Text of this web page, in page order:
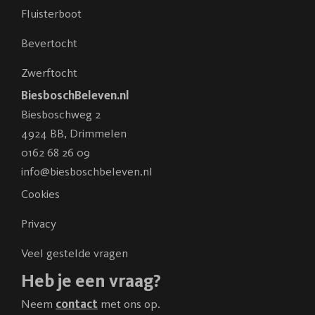
Fluisterboot
Bevertocht
Zwerftocht
BiesboschBeleven.nl
Biesboschweg 2
4924 BB, Drimmelen
0162 68 26 09
info@biesboschbeleven.nl
Cookies
Privacy
Veel gestelde vragen
Heb je een vraag?
Neem contact met ons op.